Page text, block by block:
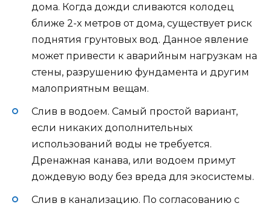
дома. Когда дожди сливаются колодец
ближе 2-х метров от дома, существует риск
поднятия грунтовых вод. Данное явление
может привести к аварийным нагрузкам на
стены, разрушению фундамента и другим
малоприятным вещам.
Слив в водоем. Самый простой вариант,
если никаких дополнительных
использований воды не требуется.
Дренажная канава, или водоем примут
дождевую воду без вреда для экосистемы.
Слив в канализацию. По согласованию с